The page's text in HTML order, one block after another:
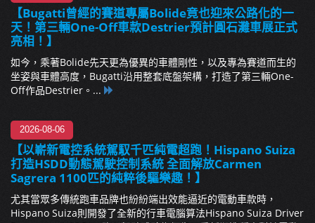
【Bugatti曾經的賽道專屬Bolide竟也迎來公路化的一
天！第三輛One-Off車款Destrier預計圓石灘車展正式
亮相！】
如今，乘著Bolide先天更為優異的車體剛性，以及專為賽道而生的
坐姿與車體高度，Bugatti沿用整套底盤架構，打造了第三輛One-
Off作品Destrier。...
2026-08-06
【以嶄新電控系統駕馭千匹純電超跑！Hispano Suiza
打造HSDD動態駕駛控制系統 全面解放Carmen
Sagrera 1100匹的純粹後驅樂趣！】
尤其當眾多傳統跑車品牌也紛紛端出效能逼近的電動車款時，
Hispano Suiza則開發了全新的行車電腦算法Hispano Suiza Driver